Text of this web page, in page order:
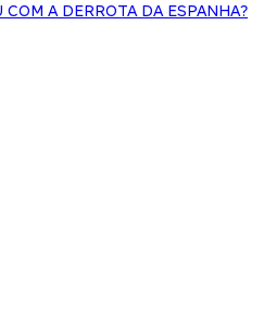
A DERROTA DA ESPANHA?